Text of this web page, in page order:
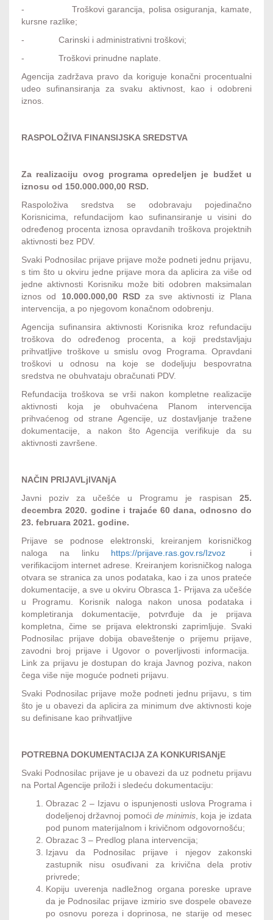
- Troškovi garancija, polisa osiguranja, kamate,
kursne razlike;
- Carinski i administrativni troškovi;
- Troškovi prinudne naplate.
Agencija zadržava pravo da koriguje konačni procentualni
udeo sufinansiranja za svaku aktivnost, kao i odobreni
iznos.
RASPOLOŽIVA FINANSIJSKA SREDSTVA
Za realizaciju ovog programa opredeljen je budžet u
iznosu od 150.000.000,00 RSD.
Raspoloživa sredstva se odobravaju pojedinačno
Korisnicima, refundacijom kao sufinansiranje u visini do
određenog procenta iznosa opravdanih troškova projektnih
aktivnosti bez PDV.
Svaki Podnosilac prijave prijave može podneti jednu prijavu,
s tim što u okviru jedne prijave mora da aplicira za više od
jedne aktivnosti Korisniku može biti odobren maksimalan
iznos od 10.000.000,00 RSDza sve aktivnosti iz Plana
intervencija, a po njegovom konačnom odobrenju.
Agencija sufinansira aktivnosti Korisnika kroz refundaciju
troškova do određenog procenta, a koji predstavljaju
prihvatljive troškove u smislu ovog Programa. Opravdani
troškovi u odnosu na koje se dodeljuju bespovratna
sredstva ne obuhvataju obračunati PDV.
Refundacija troškova se vrši nakon kompletne realizacije
aktivnosti koja je obuhvaćena Planom intervencija
prihvaćenog od strane Agencije, uz dostavljanje tražene
dokumentacije, a nakon što Agencija verifikuje da su
aktivnosti završene.
NAČIN PRIJAVLjIVANjA
Javni poziv za učešće u Programu je raspisan 25.
decembra 2020. godine i trajaće 60 dana, odnosno do
23. februara 2021. godine.
Prijave se podnose elektronski, kreiranjem korisničkog
naloga na linku https://prijave.ras.gov.rs/Izvoz i
verifikacijom internet adrese. Kreiranjem korisničkog naloga
otvara se stranica za unos podataka, kao i za unos prateće
dokumentacije, a sve u okviru Obrasca 1- Prijava za učešće
u Programu. Korisnik naloga nakon unosa podataka i
kompletiranja dokumentacije, potvrđuje da je prijava
kompletna, čime se prijava elektronski zaprimljuje. Svaki
Podnosilac prijave dobija obaveštenje o prijemu prijave,
zavodni broj prijave i Ugovor o poverljivosti informacija.
Link za prijavu je dostupan do kraja Javnog poziva, nakon
čega više nije moguće podneti prijavu.
Svaki Podnosilac prijave može podneti jednu prijavu, s tim
što je u obavezi da aplicira za minimum dve aktivnosti koje
su definisane kao prihvatljive
POTREBNA DOKUMENTACIJA ZA KONKURISANjE
Svaki Podnosilac prijave je u obavezi da uz podnetu prijavu
na Portal Agencije priloži i sledeću dokumentaciju:
Obrazac 2 – Izjavu o ispunjenosti uslova Programa i
dodeljenoj državnoj pomoći de minimis , koja je izdata
pod punom materijalnom i krivičnom odgovornošću;
Obrazac 3 – Predlog plana intervencija;
Izjavu da Podnosilac prijave i njegov zakonski
zastupnik nisu osuđivani za krivična dela protiv
privrede;
Kopiju uverenja nadležnog organa poreske uprave
da je Podnosilac prijave izmirio sve dospele obaveze
po osnovu poreza i doprinosa, ne starije od mesec